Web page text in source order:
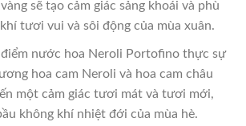
sẽ tạo cảm giác sảng khoái và phù
tươi vui và sôi động của mùa xuân.
nước hoa Neroli Portofino thực sự
hoa cam Neroli và hoa cam châu
một cảm giác tươi mát và tươi mới,
không khí nhiệt đới của mùa hè.